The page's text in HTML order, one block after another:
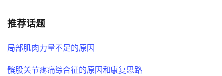
推荐话题
局部肌肉力量不足的原因
髌股关节疼痛综合征的原因和康复思路